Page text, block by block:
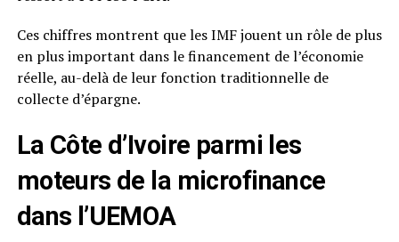
Ces chiffres montrent que les IMF jouent un rôle de plus
en plus important dans le financement de l’économie
réelle, au-delà de leur fonction traditionnelle de
collecte d’épargne.
La Côte d’Ivoire parmi les
moteurs de la microfinance
dans l’UEMOA